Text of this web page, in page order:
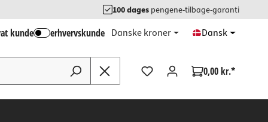
100 dagespengene-tilbage-garanti
kunde erhvervskunde Danske kroner Dansk
0,00 kr.*